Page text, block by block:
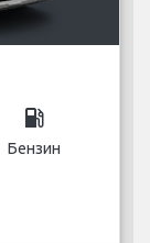
local_gas_station
Бензин